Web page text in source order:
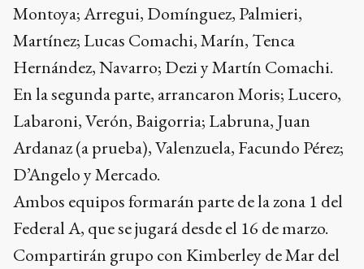
Montoya; Arregui, Domínguez, Palmieri,
Martínez; Lucas Comachi, Marín, Tenca
Hernández, Navarro; Dezi y Martín Comachi.
En la segunda parte, arrancaron Moris; Lucero,
Labaroni, Verón, Baigorria; Labruna, Juan
Ardanaz (a prueba), Valenzuela, Facundo Pérez;
D’Angelo y Mercado.
Ambos equipos formarán parte de la zona 1 del
Federal A, que se jugará desde el 16 de marzo.
Compartirán grupo con Kimberley de Mar del